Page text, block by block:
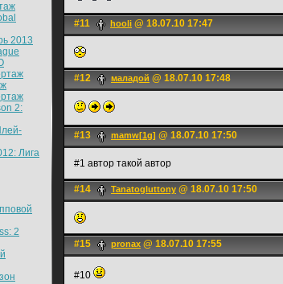
2013
2:
Лига
2
#11 hooli @ 18.07.10 17:47
#12 маладой @ 18.07.10 17:48
#13 mamw[1g] @ 18.07.10 17:50
#1 автор такой автор
#14 Tanatogluttony @ 18.07.10 17:50
#15 pronax @ 18.07.10 17:55
#10